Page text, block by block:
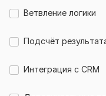
Любое
ответа)
Финальный
Адаптация под
Ветвление логики
Подсчёт
Интеграция с CRM